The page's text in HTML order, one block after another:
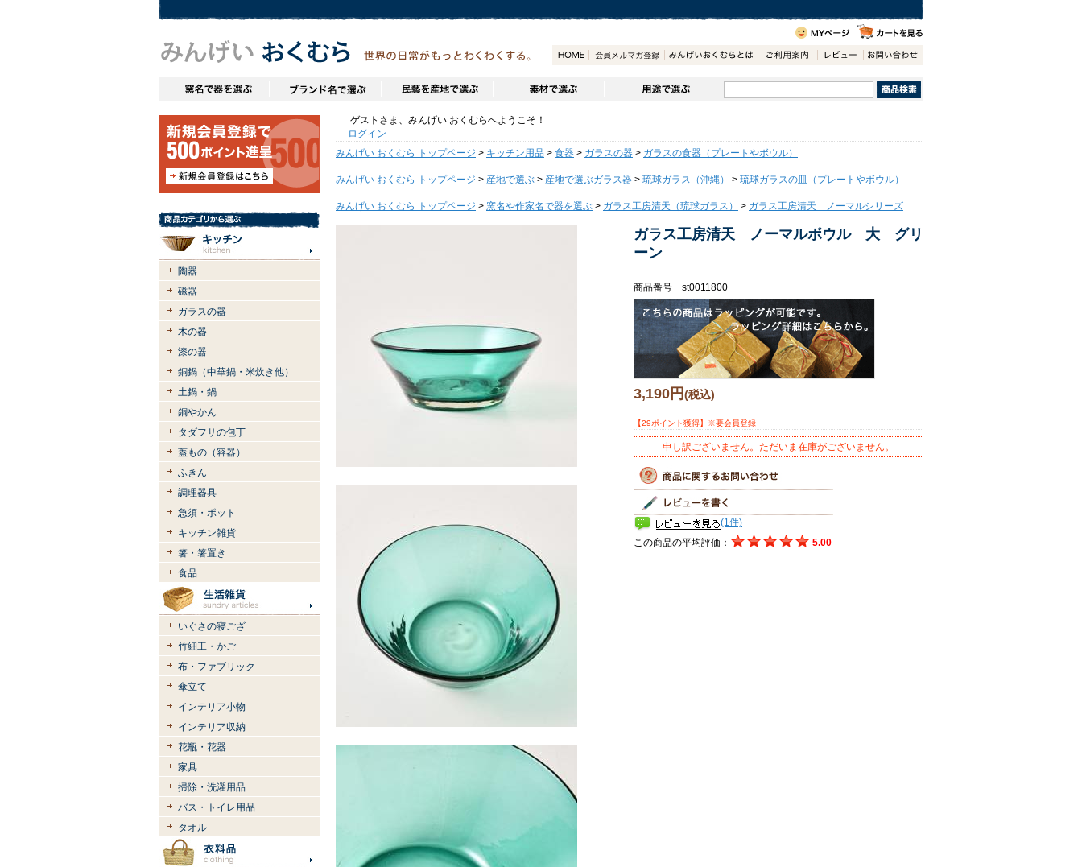
陶器
磁器
ガラスの器
木の器
漆の器
銅鍋（中華鍋・米炊き他）
土鍋・鍋
銅やかん
タダフサの包丁
蓋もの（容器）
ふきん
調理器具
急須・ポット
キッチン雑貨
箸・箸置き
食品
いぐさの寝ござ
竹細工・かご
布・ファブリック
傘立て
インテリア小物
インテリア収納
花瓶・花器
家具
掃除・洗濯用品
バス・トイレ用品
タオル
ゲストさま、みんげい おくむらへようこそ！
ログイン
みんげい おくむら トップページ > キッチン用品 > 食器 > ガラスの器 > ガラスの食器（プレートやボウル）
みんげい おくむら トップページ > 産地で選ぶ > 産地で選ぶガラス器 > 琉球ガラス（沖縄） > 琉球ガラスの皿（プレートやボウル）
みんげい おくむら トップページ > 窯名や作家名で器を選ぶ > ガラス工房清天（琉球ガラス） > ガラス工房清天 ノーマルシリーズ
ガラス工房清天 ノーマルボウル 大 グリ
ーン
商品番号 st0011800
3,190円(税込)
【29ポイント獲得】※要会員登録
申し訳ございません。ただいま在庫がございません。
(1件)
この商品の平均評価：
5.00